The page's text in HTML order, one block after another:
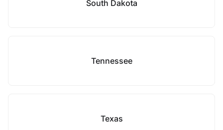
South Dakota
Tennessee
Texas